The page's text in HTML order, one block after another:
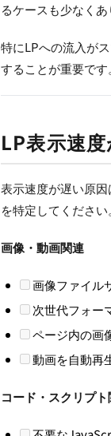
るケースも少なくあ
特にLPへの流入が
することが重要です。
LP表示速
表示速度が遅い原
を特定してください。
画像・動画関連
画像ファイル
次世代フォー
ページ内の画
動画を自動再
コード・スクリプ